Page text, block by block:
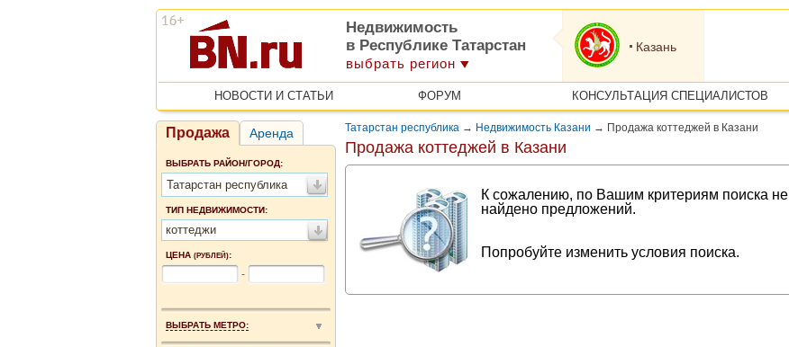
Недвижимость
в Республике Татарстан
выбрать регион
Казань
НОВОСТИ И СТАТЬИ ФОРУМ КОНСУЛЬТАЦИЯ СПЕЦИАЛИСТОВ
Продажа Аренда
ВЫБРАТЬ РАЙОН/ГОРОД:
Татарстан республика
ТИП НЕДВИЖИМОСТИ:
коттеджи
ЦЕНА (РУБЛЕЙ):
-
ВЫБРАТЬ МЕТРО:
Татарстан республика → Недвижимость Казани → Продажа коттеджей в Казани
Продажа коттеджей в Казани
К сожалению, по Вашим критериям поиска не
найдено предложений.
Попробуйте изменить условия поиска.